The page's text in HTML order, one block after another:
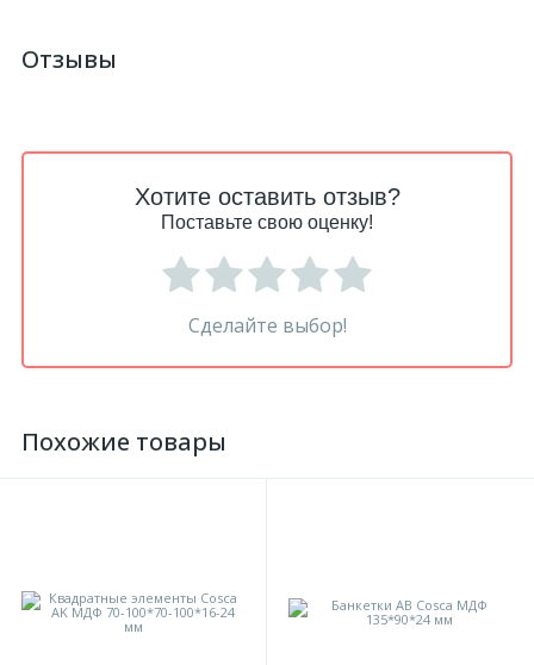
Отзывы
Хотите оставить отзыв?
Поставьте свою оценку!
Сделайте выбор!
Похожие товары